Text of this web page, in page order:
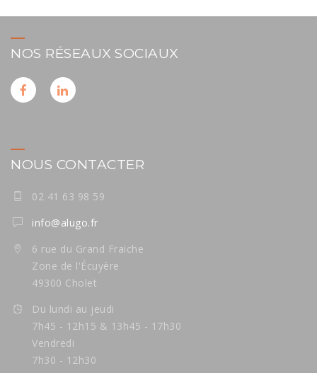
NOS RÉSEAUX SOCIAUX
NOUS CONTACTER
02 41 63 98 59
info@alugo.fr
6 rue du Grand Fraiche
Zone de l'Écuyère
49300 Cholet
Du lundi au jeudi
7h45 - 12h15 & 13h45 - 17h30
Vendredi
7h30 - 12h30